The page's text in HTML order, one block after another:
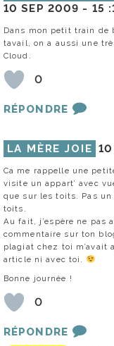
10 SEP 2009 - 15
Dans mon petit train de
tavail, on a aussi une
Cloud.
0
RÉPONDRE
LA MÈRE JOIE
Ca me rappelle une
visite un appart’ avec
que sur les toits. Pas
toits.
Au fait, j’espère ne pas
commentaire sur ton
plagiat chez toi m’avait
article ni avec toi.
Bonne journée !
0
RÉPONDRE